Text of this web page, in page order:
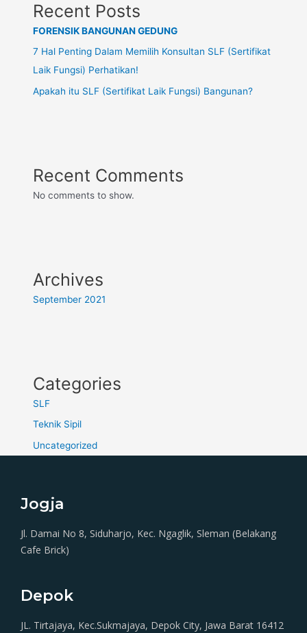
Recent Posts
FORENSIK BANGUNAN GEDUNG
7 Hal Penting Dalam Memilih Konsultan SLF (Sertifikat
Laik Fungsi) Perhatikan!
Apakah itu SLF (Sertifikat Laik Fungsi) Bangunan?
Recent Comments
No comments to show.
Archives
September 2021
Categories
SLF
Teknik Sipil
Uncategorized
Jogja
Jl. Damai No 8, Siduharjo, Kec. Ngaglik, Sleman (Belakang
Cafe Brick)
Depok
JL. Tirtajaya, Kec.Sukmajaya, Depok City, Jawa Barat 16412